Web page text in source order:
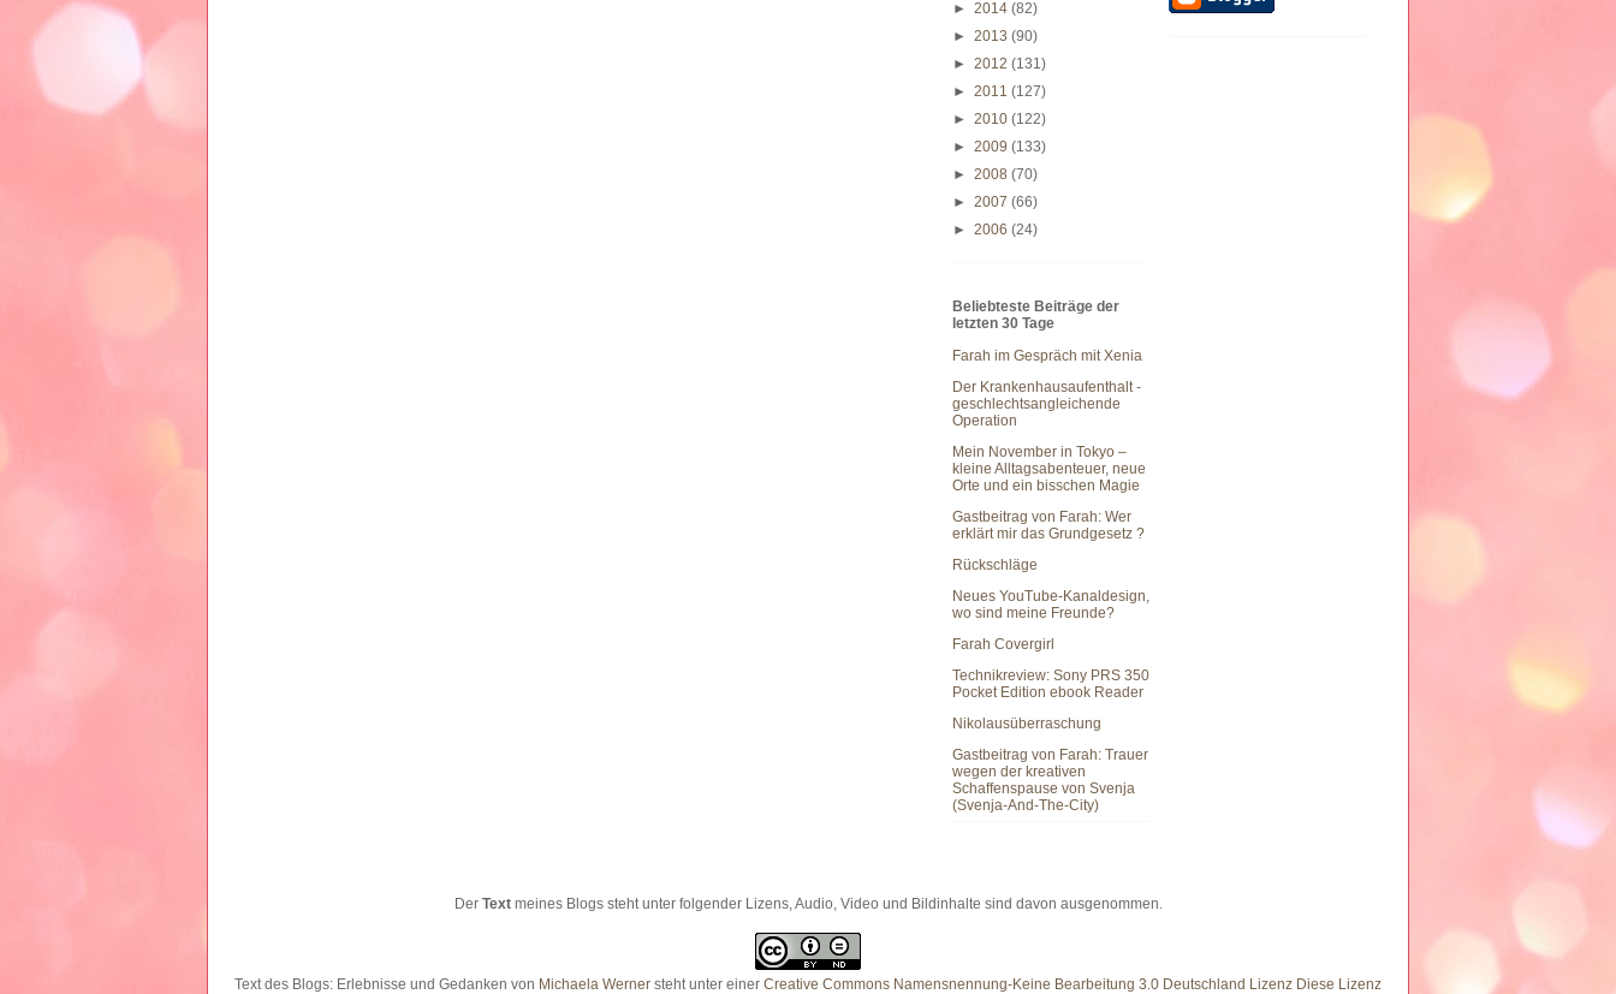
► 2014 (82)
► 2013 (90)
► 2012 (131)
► 2011 (127)
► 2010 (122)
► 2009 (133)
► 2008 (70)
► 2007 (66)
► 2006 (24)
Beliebteste Beiträge der
letzten 30 Tage
Farah im Gespräch mit Xenia
Der Krankenhausaufenthalt -
geschlechtsangleichende
Operation
Mein November in Tokyo –
kleine Alltagsabenteuer, neue
Orte und ein bisschen Magie
Gastbeitrag von Farah: Wer
erklärt mir das Grundgesetz ?
Rückschläge
Neues YouTube-Kanaldesign,
wo sind meine Freunde?
Farah Covergirl
Technikreview: Sony PRS 350
Pocket Edition ebook Reader
Nikolausüberraschung
Gastbeitrag von Farah: Trauer
wegen der kreativen
Schaffenspause von Svenja
(Svenja-And-The-City)
Der Textmeines Blogs steht unter folgender Lizens, Audio, Video und Bildinhalte sind davon ausgenommen.
Text des Blogs: Erlebnisse und Gedanken von Michaela Werner steht unter einer Creative Commons Namensnennung-Keine Bearbeitung 3.0 Deutschland Lizenz Diese Lizenz